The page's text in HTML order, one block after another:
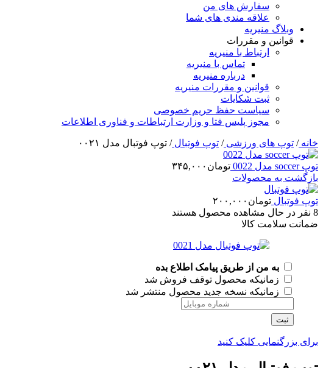
سفارش های من
علاقه مندی های شما
وبلاگ منیریه
قوانین و مقررات
ارتباط با منیریه
تماس با منیریه
درباره منیریه
قوانین و مقررات منیریه
ثبت شکایات
سیاست حفظ حریم خصوصی
مجوز پلیس فتا و وزارت ارتباطات و فناوری اطلاعات
خانه/ توپ های ورزشی/ توپ فوتبال/ توپ فوتبال مدل ۰۰۲۱
توپ soccer مدل 0022 تومان ۳۴۵,۰۰۰
بازگشت به محصولات
توپ فوتبال تومان ۲۰۰,۰۰۰
8 نفر در حال مشاهده محصول هستند
ضمانت سلامت کالا
به من از طریق پیامک اطلاع بده
زمانیکه محصول توقف فروش شد
زمانیکه نسخه جدید محصول منتشر شد
ثبت
برای بزرگنمایی کلیک کنید